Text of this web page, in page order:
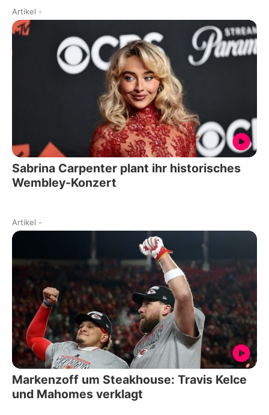
Artikel -
Sabrina Carpenter plant ihr historisches
Wembley-Konzert
Artikel -
Markenzoff um Steakhouse: Travis Kelce
und Mahomes verklagt